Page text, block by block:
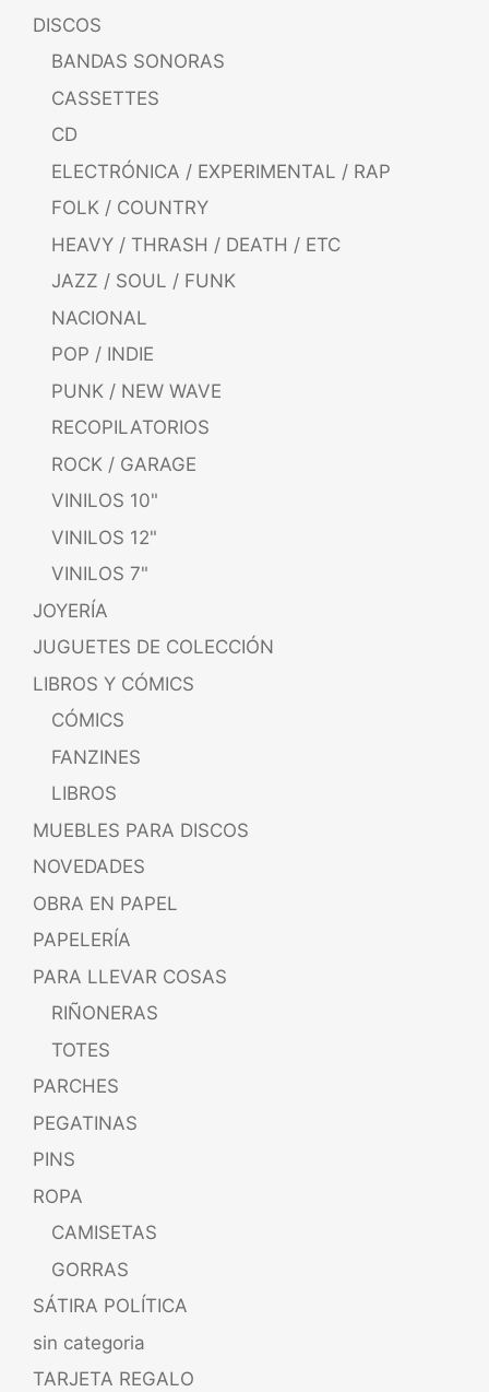
DISCOS
BANDAS SONORAS
CASSETTES
CD
ELECTRÓNICA / EXPERIMENTAL / RAP
FOLK / COUNTRY
HEAVY / THRASH / DEATH / ETC
JAZZ / SOUL / FUNK
NACIONAL
POP / INDIE
PUNK / NEW WAVE
RECOPILATORIOS
ROCK / GARAGE
VINILOS 10"
VINILOS 12"
VINILOS 7"
JOYERÍA
JUGUETES DE COLECCIÓN
LIBROS Y CÓMICS
CÓMICS
FANZINES
LIBROS
MUEBLES PARA DISCOS
NOVEDADES
OBRA EN PAPEL
PAPELERÍA
PARA LLEVAR COSAS
RIÑONERAS
TOTES
PARCHES
PEGATINAS
PINS
ROPA
CAMISETAS
GORRAS
SÁTIRA POLÍTICA
sin categoria
TARJETA REGALO